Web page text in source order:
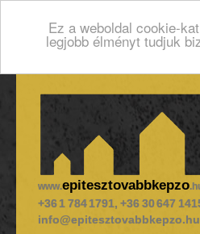
Ez a weboldal cookie-
legjobb élményt tudjuk
www.epitesztovabbkepzo
+36 1 784 1791, +36 30 647
info@epitesztovabbkepzo.hu